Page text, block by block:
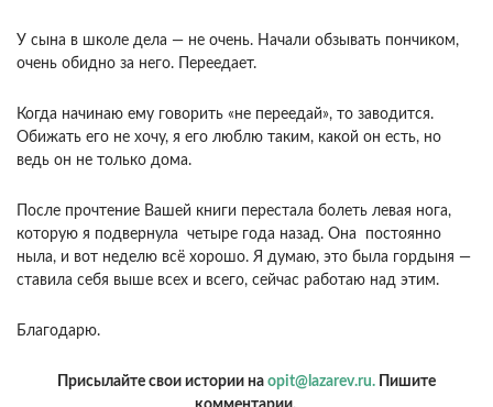
У сына в школе дела — не очень. Начали обзывать пончиком,
очень обидно за него. Переедает.
Когда начинаю ему говорить «не переедай», то заводится.
Обижать его не хочу, я его люблю таким, какой он есть, но
ведь он не только дома.
После прочтение Вашей книги перестала болеть левая нога,
которую я подвернула четыре года назад. Она постоянно
ныла, и вот неделю всё хорошо. Я думаю, это была гордыня —
ставила себя выше всех и всего, сейчас работаю над этим.
Благодарю.
Присылайте свои истории на opit@lazarev.ru. Пишите